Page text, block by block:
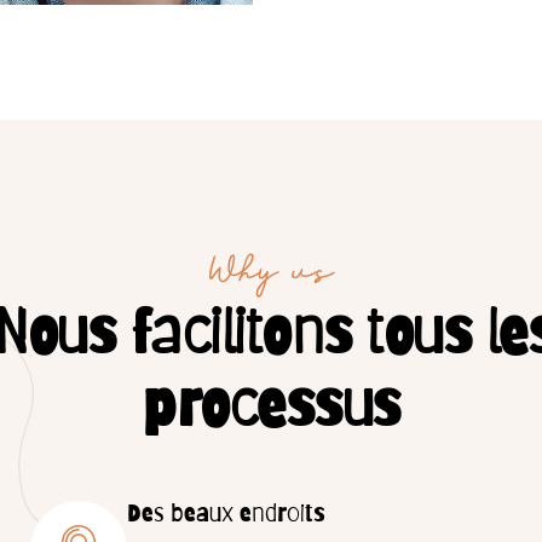
Why us
facilitons tous
processus
Des beaux endroits